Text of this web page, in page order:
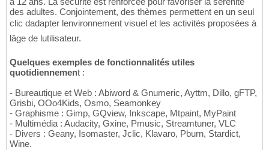
des adultes. Conjointement, des thèmes permettent en un seul
clic dadapter lenvironnement visuel et les activités proposées à
lâge de lutilisateur.
Quelques exemples de fonctionnalités utiles
quotidiennement :
- Bureautique et Web : Abiword & Gnumeric, Ayttm, Dillo, gFTP,
Grisbi, OOo4Kids, Osmo, Seamonkey
- Graphisme : Gimp, GQview, Inkscape, Mtpaint, MyPaint
- Multimédia : Audacity, Gxine, Pmusic, Streamtuner, VLC
- Divers : Geany, Isomaster, Jclic, Klavaro, Pburn, Stardict,
Wine.